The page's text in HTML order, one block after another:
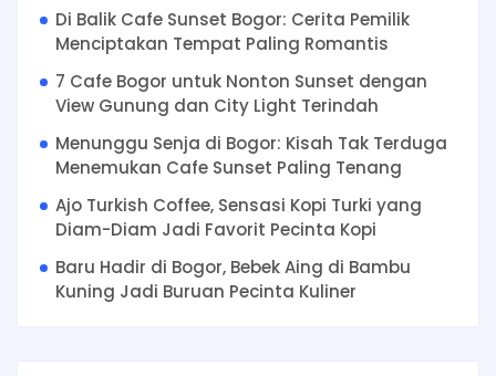
Di Balik Cafe Sunset Bogor: Cerita Pemilik
Menciptakan Tempat Paling Romantis
7 Cafe Bogor untuk Nonton Sunset dengan
View Gunung dan City Light Terindah
Menunggu Senja di Bogor: Kisah Tak Terduga
Menemukan Cafe Sunset Paling Tenang
Ajo Turkish Coffee, Sensasi Kopi Turki yang
Diam-Diam Jadi Favorit Pecinta Kopi
Baru Hadir di Bogor, Bebek Aing di Bambu
Kuning Jadi Buruan Pecinta Kuliner